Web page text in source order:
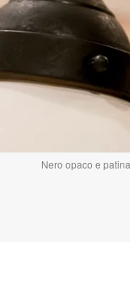
Nero opaco e